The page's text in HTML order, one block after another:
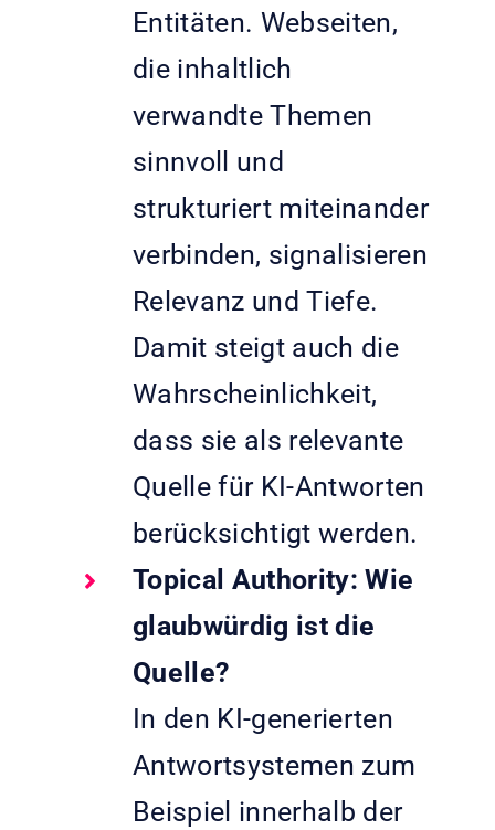
Entitäten. Webseiten,
die inhaltlich
verwandte Themen
sinnvoll und
strukturiert miteinander
verbinden, signalisieren
Relevanz und Tiefe.
Damit steigt auch die
Wahrscheinlichkeit,
dass sie als relevante
Quelle für KI-Antworten
berücksichtigt werden.
Topical Authority: Wie
glaubwürdig ist die
Quelle?
In den KI-generierten
Antwortsystemen zum
Beispiel innerhalb der